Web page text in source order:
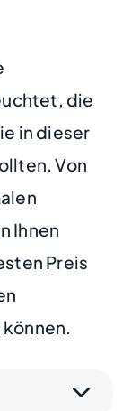
die
in dieser
Von
Ihnen
Preis